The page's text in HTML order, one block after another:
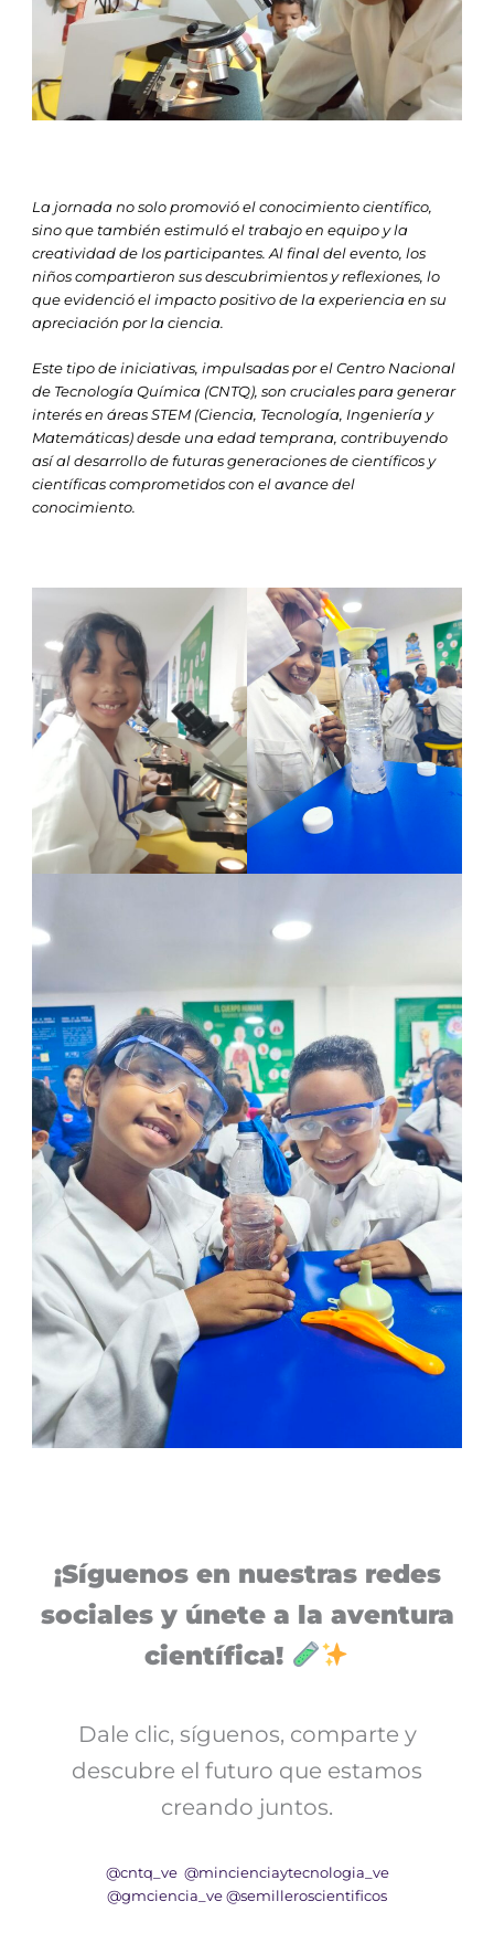
La jornada no solo promovió el conocimiento científico,
sino que también estimuló el trabajo en equipo y la
creatividad de los participantes. Al final del evento, los
niños compartieron sus descubrimientos y reflexiones, lo
que evidenció el impacto positivo de la experiencia en su
apreciación por la ciencia.
Este tipo de iniciativas, impulsadas por el Centro Nacional
de Tecnología Química (CNTQ), son cruciales para generar
interés en áreas STEM (Ciencia, Tecnología, Ingeniería y
Matemáticas) desde una edad temprana, contribuyendo
así al desarrollo de futuras generaciones de científicos y
científicas comprometidos con el avance del
conocimiento.
¡Síguenos en nuestras redes
sociales y únete a la aventura
científica!
Dale clic, síguenos, comparte y
descubre el futuro que estamos
creando juntos.
@cntq_ve @mincienciaytecnologia_ve
@gmciencia_ve @semilleroscientificos